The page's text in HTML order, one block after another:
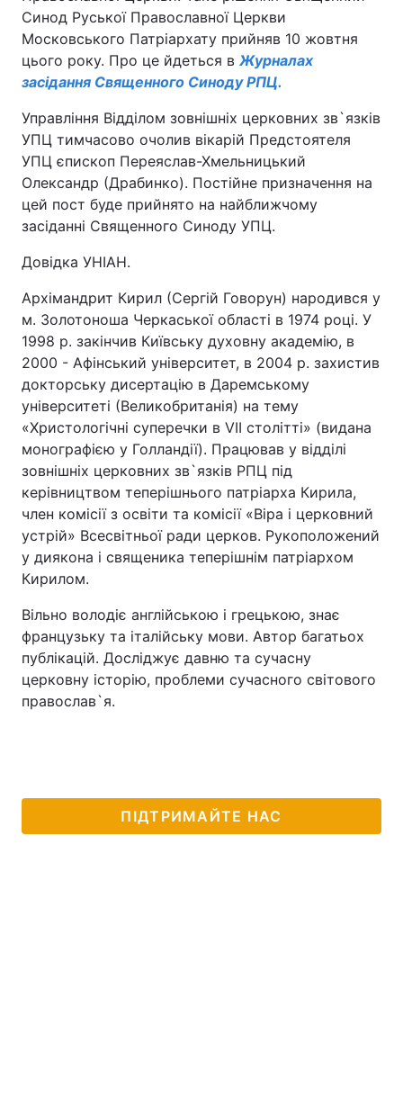
Синод Руської Православної Церкви
Московського Патріархату прийняв 10 жовтня
цього року. Про це йдеться в Журналах
засідання Священного Синоду РПЦ.
Управління Відділом зовнішніх церковних зв`язків
УПЦ тимчасово очолив вікарій Предстоятеля
УПЦ єпископ Переяслав-Хмельницький
Олександр (Драбинко). Постійне призначення на
цей пост буде прийнято на найближчому
засіданні Священного Синоду УПЦ.
Довідка УНІАН.
Архімандрит Кирил (Сергій Говорун) народився у
м. Золотоноша Черкаської області в 1974 році. У
1998 р. закінчив Київську духовну академію, в
2000 - Афінський університет, в 2004 р. захистив
докторську дисертацію в Даремському
університеті (Великобританія) на тему
«Христологічні суперечки в VII столітті» (видана
монографією у Голландії). Працював у відділі
зовнішніх церковних зв`язків РПЦ під
керівництвом теперішнього патріарха Кирила,
член комісії з освіти та комісії «Віра і церковний
устрій» Всесвітньої ради церков. Рукоположений
у диякона і священика теперішнім патріархом
Кирилом.
Вільно володіє англійською і грецькою, знає
французьку та італійську мови. Автор багатьох
публікацій. Досліджує давню та сучасну
церковну історію, проблеми сучасного світового
православ`я.
ПІДТРИМАЙТЕ НАС